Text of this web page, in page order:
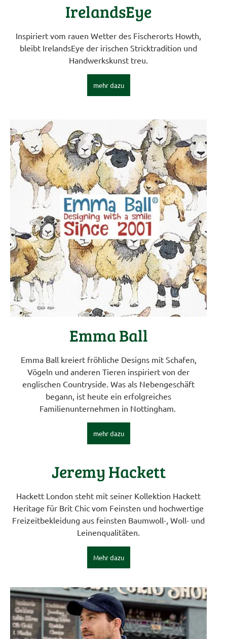
IrelandsEye
Inspiriert vom rauen Wetter des Fischerorts Howth,
bleibt IrelandsEye der irischen Stricktradition und
Handwerkskunst treu.
mehr dazu
Emma Ball
Emma Ball kreiert fröhliche Designs mit Schafen,
Vögeln und anderen Tieren inspiriert von der
englischen Countryside. Was als Nebengeschäft
begann, ist heute ein erfolgreiches
Familienunternehmen in Nottingham.
mehr dazu
Jeremy Hackett
Hackett London steht mit seiner Kollektion Hackett
Heritage für Brit Chic vom Feinsten und hochwertige
Freizeitbekleidung aus feinsten Baumwoll-, Woll- und
Leinenqualitäten.
Mehr dazu